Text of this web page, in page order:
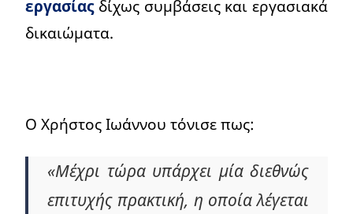
εργασίας δίχως συμβάσεις και εργασιακά
δικαιώματα.
Ο Χρήστος Ιωάννου τόνισε πως:
«Μέχρι τώρα υπάρχει μία διεθνώς
επιτυχής πρακτική, η οποία λέγεται